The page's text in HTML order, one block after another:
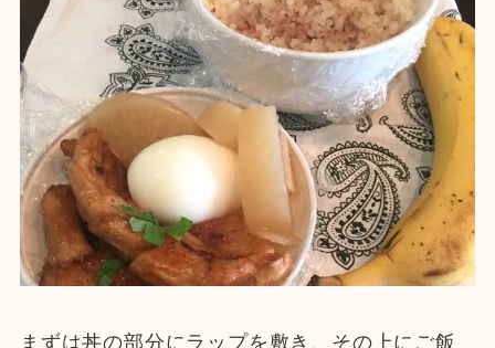
まずは丼の部分にラップを敷き、その上にご飯